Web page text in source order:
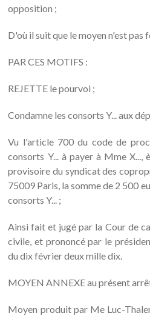
opposition ;
D'où il suit que le moyen n'est pas
PAR CES MOTIFS :
REJETTE le pourvoi ;
Condamne les consorts Y... aux
Vu l'article 700 du code de
consorts Y... à payer à Mme X...,
provisoire du syndicat des
75009 Paris, la somme de 2 500
consorts Y... ;
Ainsi fait et jugé par la Cour de
civile, et prononcé par le
du dix février deux mille dix.
MOYEN ANNEXE au présent
Moyen produit par Me Luc-